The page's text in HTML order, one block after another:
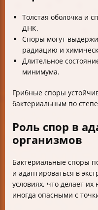
Толстая оболочка и
ДНК.
Споры могут
радиацию и
Длительное
минимума.
Грибные споры
бактериальным по
Роль спор в
организмов
Бактериальные споры
и адаптироваться в
условиях, что делает
иногда опасными с